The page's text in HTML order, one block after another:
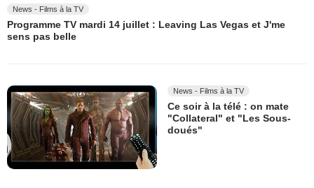
News - Films à la TV
Programme TV mardi 14 juillet : Leaving Las Vegas et J'me
sens pas belle
News - Films à la TV
Ce soir à la télé : on mate
"Collateral" et "Les Sous-
doués"